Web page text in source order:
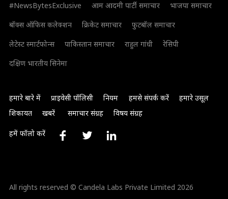
#NewsBytesExclusive
आम आदमी पार्टी समाचार
भाजपा समाचार
बॉक्स ऑफिस कलेक्शन
क्रिकेट समाचार
फुटबॉल समाचार
लेटेस्ट स्मार्टफोन्स
पाकिस्तान समाचार राहुल गांधी
रेसिपी
दक्षिण भारतीय सिनेमा
हमारे बारे में प्राइवेसी पॉलिसी नियम हमसे संपर्क करें
हमारे उसूल
शिकायत
खबरें समाचार संग्रह विषय संग्रह
हमें फॉलो करें
All rights reserved © Candela Labs Private Limited 2026